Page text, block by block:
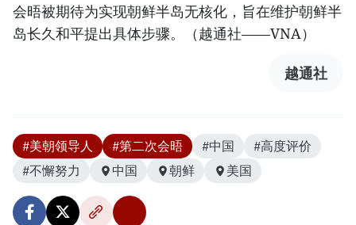
会晤被期待为实现朝鲜半岛无核化，旨在维护朝鲜半
岛长久和平提出具体步骤。（越通社——VNA）
越通社
#美朝领导人 #第二次会晤 #中国
#高度评价
#不懈努力
中国 朝鲜 美国